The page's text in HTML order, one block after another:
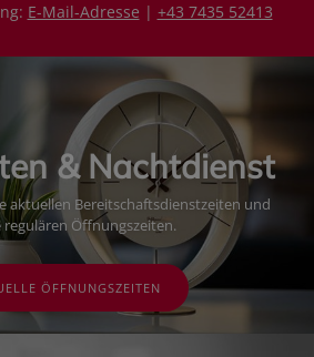
E-Mail-Adresse | +43 7435 52413
& Nachtdienst
aktuellen Bereitschaftsdienstzeiten und
regulären Öffnungszeiten.
ÖFFNUNGSZEITEN